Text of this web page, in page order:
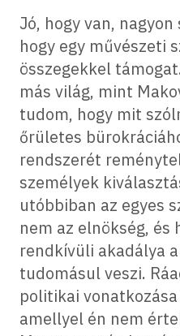
Jó, hogy van,
hogy egy művészeti
összegekkel
más világ, mint
tudom, hogy mit
őrületes
rendszerét
személyek
utóbbiban az egyes
nem az elnökség, és
rendkívüli akadálya
tudomásul veszi.
politikai
amellyel én nem